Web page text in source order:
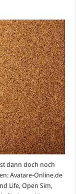
dann doch noch
Avatare-Online.de
Life, Open Sim,